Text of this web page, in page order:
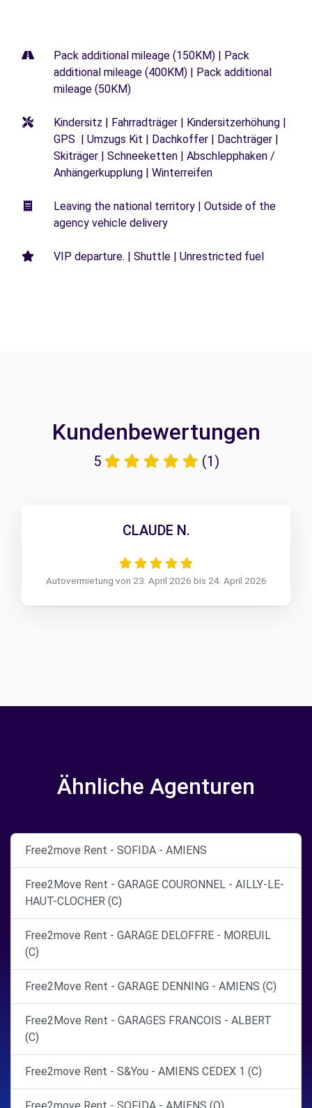
Pack additional mileage (150KM) | Pack
additional mileage (400KM) | Pack additional
mileage (50KM)
Kindersitz | Fahrradträger | Kindersitzerhöhung |
GPS | Umzugs Kit | Dachkoffer | Dachträger |
Skiträger | Schneeketten | Abschlepphaken /
Anhängerkupplung | Winterreifen
Leaving the national territory | Outside of the
agency vehicle delivery
VIP departure. | Shuttle | Unrestricted fuel
Kundenbewertungen
5 (1)
CLAUDE N.
Autovermietung von 23. April 2026 bis 24. April 2026
Ähnliche Agenturen
Free2move Rent - SOFIDA - AMIENS
Free2Move Rent - GARAGE COURONNEL - AILLY-LE-
HAUT-CLOCHER (C)
Free2move Rent - GARAGE DELOFFRE - MOREUIL
(C)
Free2Move Rent - GARAGE DENNING - AMIENS (C)
Free2Move Rent - GARAGES FRANCOIS - ALBERT
(C)
Free2move Rent - S&You - AMIENS CEDEX 1 (C)